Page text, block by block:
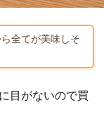
全てが美味しそ
目がないので買